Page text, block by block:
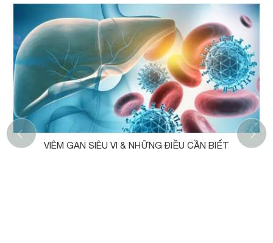
‹
VIÊM GAN SIÊU VI & NHỮNG ĐIỀU CẦN BIẾT